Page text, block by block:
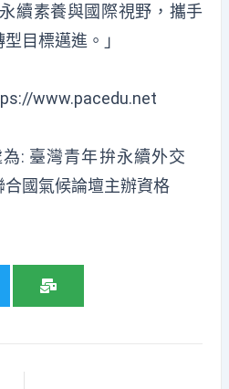
續素養與國際視野，攜手
型 目標邁進。」
www.pacedu.net
: 臺灣青年拚永續外交
國氣候論壇主辦資格